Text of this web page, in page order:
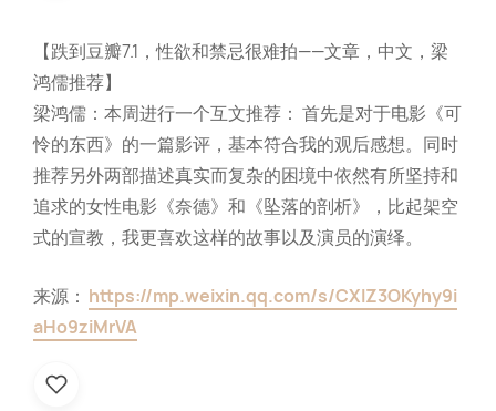
【跌到豆瓣7.1，性欲和禁忌很难拍——文章，中文，梁
鸿儒推荐】
梁鸿儒：本周进行一个互文推荐： 首先是对于电影《可
怜的东西》的一篇影评，基本符合我的观后感想。同时
推荐另外两部描述真实而复杂的困境中依然有所坚持和
追求的女性电影《奈德》和《坠落的剖析》，比起架空
式的宣教，我更喜欢这样的故事以及演员的演绎。
来源： https://mp.weixin.qq.com/s/CXlZ3OKyhy9i
aHo9ziMrVA